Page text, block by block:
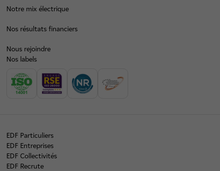
Notre mix électrique
Nos résultats financiers
Nous rejoindre
Nos labels
EDF Particuliers
EDF Entreprises
EDF Collectivités
EDF Recrute